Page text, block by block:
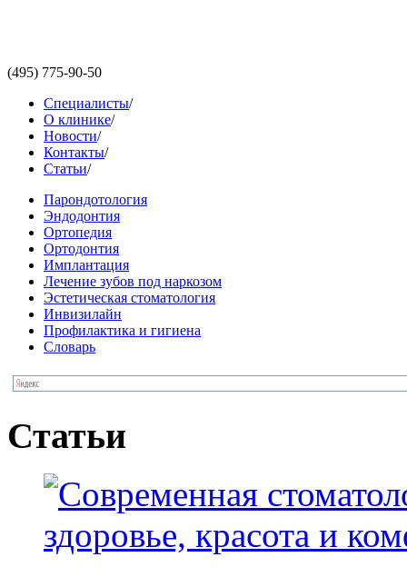
(495) 775-90-50
Специалисты/
О клинике/
Новости/
Контакты/
Статьи/
Парондотология
Эндодонтия
Ортопедия
Ортодонтия
Имплантация
Лечение зубов под наркозом
Эстетическая стоматология
Инвизилайн
Профилактика и гигиена
Словарь
Статьи